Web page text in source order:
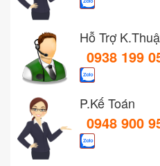
Hỗ Trợ
0938 199
P.Kế Toán
0948 900